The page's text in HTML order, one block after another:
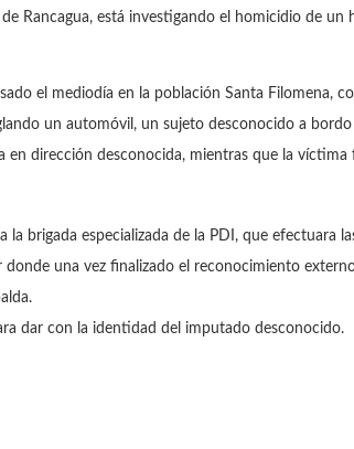
Rancagua, está investigando el homicidio de un
el mediodía en la población Santa Filomena,
un automóvil, un sujeto desconocido a
en dirección desconocida, mientras que la víctima
brigada especializada de la PDI, que efectuara
una vez finalizado el reconocimiento
dar con la identidad del imputado desconocido.